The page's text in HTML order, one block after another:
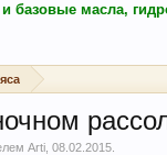
базовые масла,
Arti ,08.02.2015